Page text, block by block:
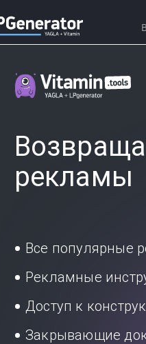
рекламы
Все популярные
Рекламные
Доступ к
Закрывающие